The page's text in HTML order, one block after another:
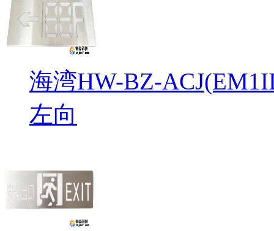
海湾HW-BZ-
左向